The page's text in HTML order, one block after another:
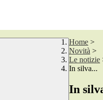
Home >
Novità >
Le notizie
In silva...
In